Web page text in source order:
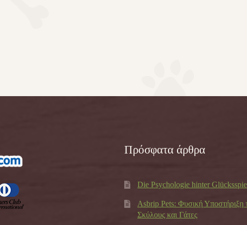
Πρόσφατα άρθρα
Die Psychologie hinter
Asbrip Pets: Φυσική Υποστήριξη
Σκύλους και Γάτες